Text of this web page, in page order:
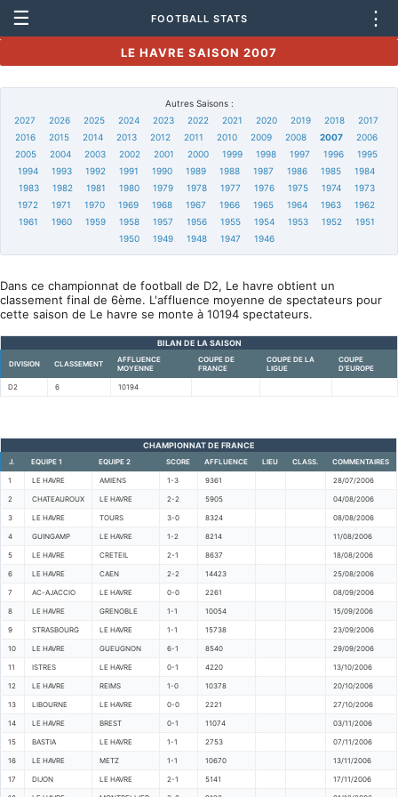
☰ FOOTBALL STATS ⋮
LE HAVRE SAISON 2007
Autres Saisons :
2027
2026 2025 2024 2023 2022 2021 2020 2019 2018
2017
2016
2015 2014 2013 2012 2011 2010 2009 2008 2007
2006
2005
2004 2003 2002 2001 2000 1999 1998 1997 1996
1995
1994
1993 1992 1991 1990 1989 1988 1987 1986 1985
1984
1983
1982 1981 1980 1979 1978 1977 1976 1975 1974
1973
1972
1971 1970 1969 1968 1967 1966 1965 1964 1963
1962
1961
1960 1959 1958 1957 1956 1955 1954 1953 1952
1951
1950
1949 1948 1947 1946
Dans ce championnat de football de D2, Le havre obtient un
classement final de 6ème. L'affluence moyenne de spectateurs pour
cette saison de Le havre se monte à 10194 spectateurs.
BILAN DE LA SAISON
DIVISION CLASSEMENT
AFFLUENCE
MOYENNE
COUPE DE
FRANCE
COUPE DE LA
LIGUE
COUPE
D'EUROPE
D2 6 10194
CHAMPIONNAT DE FRANCE
J. EQUIPE 1 EQUIPE 2 SCORE AFFLUENCE LIEU CLASS. COMMENTAIRES
1 LE HAVRE AMIENS 1-3 9361 28/07/2006
2 CHATEAUROUX LE HAVRE 2-2 5905 04/08/2006
3 LE HAVRE TOURS 3-0 8324 08/08/2006
4 GUINGAMP LE HAVRE 1-2 8214 11/08/2006
5 LE HAVRE CRETEIL 2-1 8637 18/08/2006
6 LE HAVRE CAEN 2-2 14423 25/08/2006
7 AC-AJACCIO LE HAVRE 0-0 2261 08/09/2006
8 LE HAVRE GRENOBLE 1-1 10054 15/09/2006
9 STRASBOURG LE HAVRE 1-1 15738 23/09/2006
10 LE HAVRE GUEUGNON 6-1 8540 29/09/2006
11 ISTRES LE HAVRE 0-1 4220 13/10/2006
12 LE HAVRE REIMS 1-0 10378 20/10/2006
13 LIBOURNE LE HAVRE 0-0 2221 27/10/2006
14 LE HAVRE BREST 0-1 11074 03/11/2006
15 BASTIA LE HAVRE 1-1 2753 07/11/2006
16 LE HAVRE METZ 1-1 10670 13/11/2006
17 DIJON LE HAVRE 2-1 5141 17/11/2006